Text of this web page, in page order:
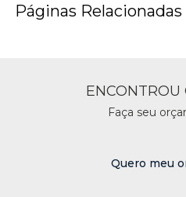
Páginas Relacionadas
ENCONTROU
Faça seu
Quero meu